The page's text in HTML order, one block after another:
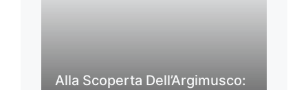
Alla Scoperta Dell’Argimusco: